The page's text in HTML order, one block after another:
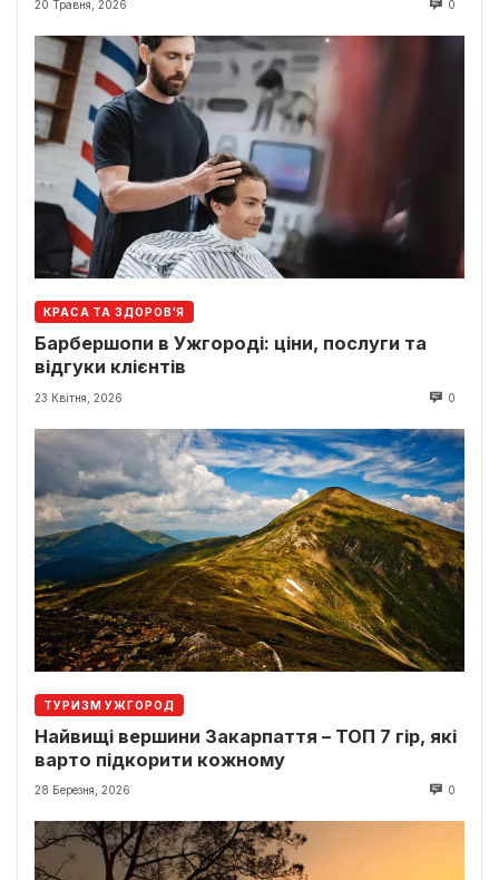
20 Травня, 2026 0
КРАСА ТА ЗДОРОВ'Я
Барбершопи в Ужгороді: ціни, послуги та
відгуки клієнтів
23 Квітня, 2026 0
ТУРИЗМ УЖГОРОД
Найвищі вершини Закарпаття – ТОП 7 гір, які
варто підкорити кожному
28 Березня, 2026 0